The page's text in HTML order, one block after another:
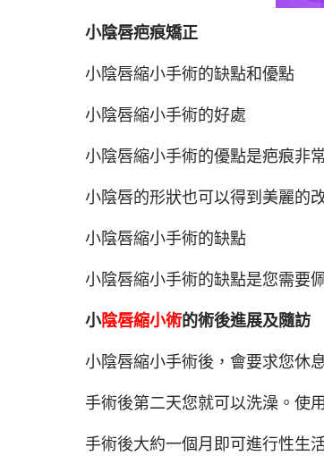
小陰唇疤痕矯正
小陰唇縮小手術的缺點和優點
小陰唇縮小手術的好處
小陰唇縮小手術的優點是疤痕非
小陰唇的形狀也可以得到美麗的
小陰唇縮小手術的缺點
小陰唇縮小手術的缺點是您需要
小陰唇縮小術的術後進展及隨訪
小陰唇縮小手術後，會要求您休
手術後第二天您就可以洗澡。使
手術後大約一個月即可進行性生